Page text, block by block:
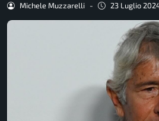
Michele Muzzarelli - 23 Luglio